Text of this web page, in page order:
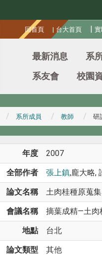
回首頁 | 台大首頁 |
最新消息 系
系友會
校園
系所成員 教師 研
年度 2007
全部作者 張上鎮,龐大略,
論文名稱 土肉桂種原蒐
會議名稱 摘葉成精—土肉
地點 台北
論文類型 其他